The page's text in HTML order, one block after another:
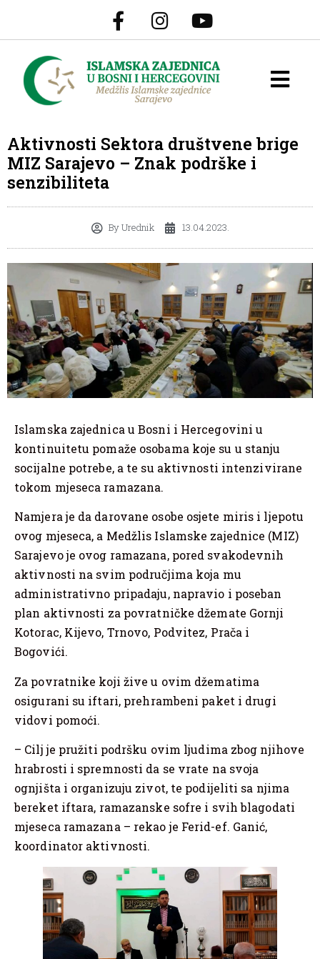
Aktivnosti Sektora društvene brige
MIZ Sarajevo – Znak podrške i
senzibiliteta
ByUrednik 13.04.2023.
Islamska zajednica u Bosni i Hercegovini u
kontinuitetu pomaže osobama koje su u stanju
socijalne potrebe, a te su aktivnosti intenzivirane
tokom mjeseca ramazana.
Namjera je da darovane osobe osjete miris i ljepotu
ovog mjeseca, a Medžlis Islamske zajednice (MIZ)
Sarajevo je ovog ramazana, pored svakodevnih
aktivnosti na svim područjima koja mu
administrativno pripadaju, napravio i poseban
plan aktivnosti za povratničke džemate Gornji
Kotorac, Kijevo, Trnovo, Podvitez, Prača i
Bogovići.
Za povratnike koji žive u ovim džematima
osigurani su iftari, prehrambeni paket i drugi
vidovi pomoći.
– Cilj je pružiti podršku ovim ljudima zbog njihove
hrabrosti i spremnosti da se vrate na svoja
ognjišta i organizuju zivot, te podijeliti sa njima
bereket iftara, ramazanske sofre i svih blagodati
mjeseca ramazana – rekao je Ferid-ef. Ganić,
koordinator aktivnosti.